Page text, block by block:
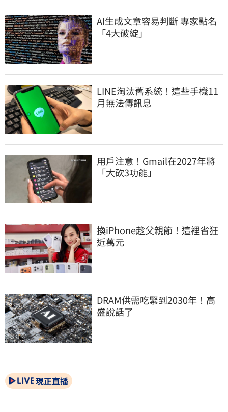
AI生成文章容易判斷 專家點名
「4大破綻」
LINE淘汰舊系統！這些手機11
月無法傳訊息
用戶注意！Gmail在2027年將
「大砍3功能」
換iPhone趁父親節！這裡省狂
近萬元
DRAM供需吃緊到2030年！高
盛說話了
現正直播